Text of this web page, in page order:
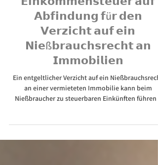
Übertragung von Immobilien
𝗘𝗶𝗻𝗸𝗼𝗺𝗺𝗲𝗻𝘀𝘁𝗲𝘂𝗲𝗿 𝗮𝘂𝗳
𝗔𝗯𝗳𝗶𝗻𝗱𝘂𝗻𝗴 𝗳ü𝗿 𝗱𝗲𝗻
𝗩𝗲𝗿𝘇𝗶𝗰𝗵𝘁 𝗮𝘂𝗳 𝗲𝗶𝗻
𝗡𝗶𝗲ß𝗯𝗿𝗮𝘂𝗰𝗵𝘀𝗿𝗲𝗰𝗵𝘁 𝗮𝗻
𝗜𝗺𝗺𝗼𝗯𝗶𝗹𝗶𝗲𝗻
Ein entgeltlicher Verzicht auf ein Nießbrauchsrecht
hat. Wir erklären die steuerlichen Folgen eines